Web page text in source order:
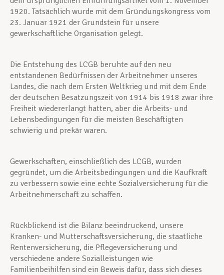
1920. Tatsächlich wurde mit dem Gründungskongress vom
23. Januar 1921 der Grundstein für unsere
gewerkschaftliche Organisation gelegt.
Die Entstehung des LCGB beruhte auf den neu
entstandenen Bedürfnissen der Arbeitnehmer unseres
Landes, die nach dem Ersten Weltkrieg und mit dem Ende
der deutschen Besatzungszeit von 1914 bis 1918 zwar ihre
Freiheit wiedererlangt hatten, aber die Arbeits- und
Lebensbedingungen für die meisten Beschäftigten
schwierig und prekär waren.
Gewerkschaften, einschließlich des LCGB, wurden
gegründet, um die Arbeitsbedingungen und die Kaufkraft
zu verbessern sowie eine echte Sozialversicherung für die
Arbeitnehmerschaft zu schaffen.
Rückblickend ist die Bilanz beeindruckend, unsere
Kranken- und Mutterschaftsversicherung, die staatliche
Rentenversicherung, die Pflegeversicherung und
verschiedene andere Sozialleistungen wie
Familienbeihilfen sind ein Beweis dafür, dass sich dieses